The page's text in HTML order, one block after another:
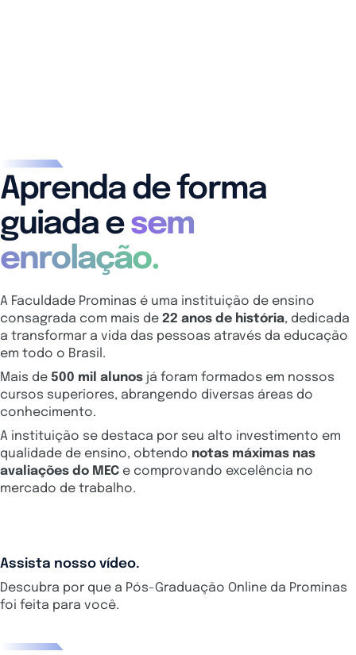
Aprenda de forma
guiada esem
enrolação.
A Faculdade Prominas é uma instituição de ensino
consagrada com mais de 22 anos de história, dedicada
a transformar a vida das pessoas através da educação
em todo o Brasil.
Mais de 500 mil alunos já foram formados em nossos
cursos superiores, abrangendo diversas áreas do
conhecimento.
A instituição se destaca por seu alto investimento em
qualidade de ensino, obtendo notas máximas nas
avaliações do MEC e comprovando excelência no
mercado de trabalho.
Assista nosso vídeo.
Descubra por que a Pós-Graduação Online da Prominas
foi feita para você.